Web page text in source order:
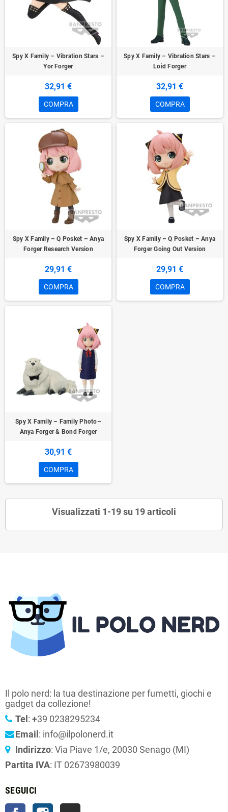
Spy X Family – Vibration Stars –
Yor Forger
32,91 €
COMPRA
Spy X Family – Vibration Stars –
Loid Forger
32,91 €
COMPRA
Spy X Family – Q Posket – Anya
Forger Research Version
29,91 €
COMPRA
Spy X Family – Q Posket – Anya
Forger Going Out Version
29,91 €
COMPRA
Spy X Family – Family Photo–
Anya Forger & Bond Forger
30,91 €
COMPRA
Visualizzati 1-19 su 19 articoli
Il polo nerd: la tua destinazione per fumetti, giochi e
gadget da collezione!
Tel : +39 0238295234
Email : info@ilpolonerd.it
Indirizzo: Via Piave 1/e, 20030 Senago (MI)
Partita IVA: IT 02673980039
SEGUICI
FacebookInstagram